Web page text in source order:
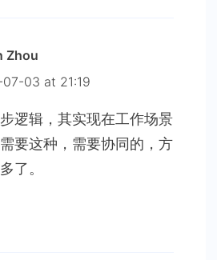
Zhou
03 at 21:19
逻辑，其实现在工作场景
要这种，需要协同的，方
了。